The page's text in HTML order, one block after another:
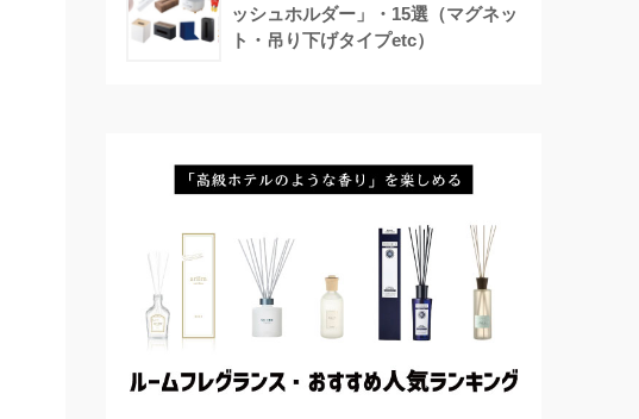
ッシュホルダー」・15選（マグネッ
ト・吊り下げタイプetc）